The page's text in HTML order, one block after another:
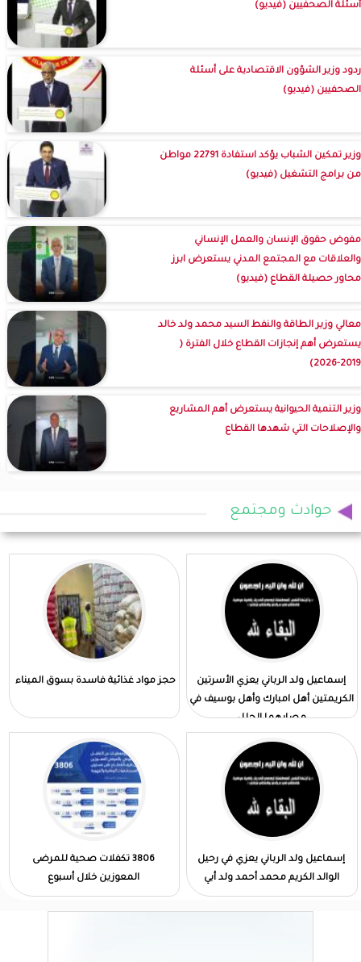
أسئلة الصحفيين (فيديو)
ردود وزير الشؤون الاقتصادية على أسئلة
الصحفيين (فيديو)
وزير تمكين الشباب يؤكد استفادة 22791 مواطن
من برامج التشغيل (فيديو)
مفوض حقوق الإنسان والعمل الإنساني
والعلاقات مع المجتمع المدني يستعرض ابرز
محاور حصيلة القطاع (فيديو)
معالي وزير الطاقة والنفط السيد محمد ولد خالد
يستعرض أهم إنجازات القطاع خلال الفترة (
2019-2026)
وزير التنمية الحيوانية يستعرض أهم المشاريع
والإصلاحات التي شهدها القطاع
حوادث ومجتمع
إسماعيل ولد الرباني يعزي الأسرتين
الكريمتين أهل امبارك وأهل بوسيف في
مصابهما الجلل
حجز مواد غذائية فاسدة بسوق الميناء
إسماعيل ولد الرباني يعزي في رحيل
الوالد الكريم محمد أحمد ولد أبي
3806 تكفلات صحية للمرضى
المعوزين خلال أسبوع